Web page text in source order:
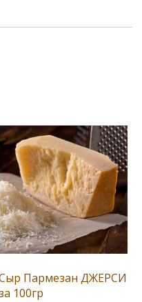
Пармезан ДЖЕРСИ
100гр